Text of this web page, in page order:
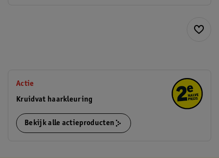
Actie
Kruidvat haarkleuring
Bekijk alle actieproducten